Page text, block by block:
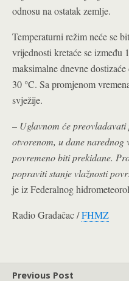
odnosu na ostatak zemlje.
Temperaturni režim neće se
vrijednosti kretaće se između
maksimalne dnevne
30 °C. Sa promjenom
svježije.
– Uglavnom će
otvorenom, u dane narednog
povremeno biti prekidane.
popraviti stanje vlažnosti
je iz Federalnog
Radio Gradačac /FHMZ
Previous Post